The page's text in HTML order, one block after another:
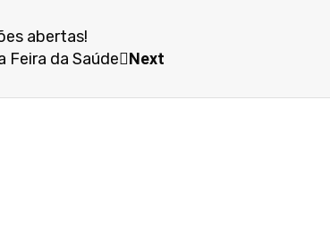
abertas!
Feira da Saúde Next